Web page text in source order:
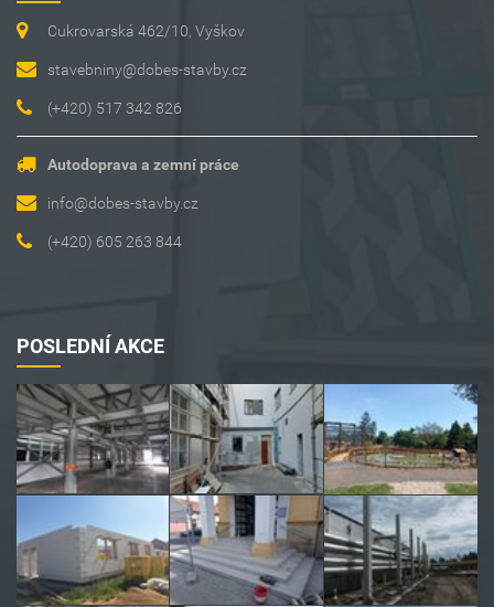
Cukrovarská 462/10, Vyškov
stavebniny@dobes-stavby.cz
(+420) 517 342 826
Autodoprava a zemní práce
info@dobes-stavby.cz
(+420) 605 263 844
POSLEDNÍ AKCE